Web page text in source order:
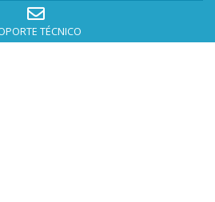
TÉCNICO